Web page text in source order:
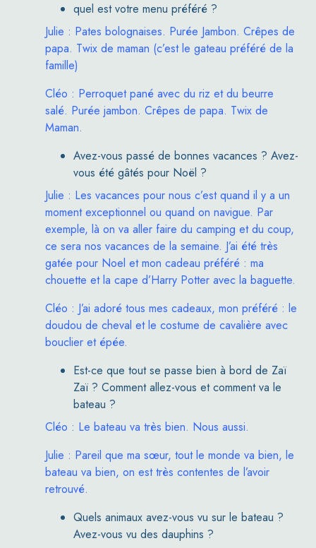
quel est votre menu préféré ?
Julie : Pates bolognaises. Purée Jambon. Crêpes de
papa. Twix de maman (c’est le gateau préféré de la
famille)
Cléo : Perroquet pané avec du riz et du beurre
salé. Purée jambon. Crêpes de papa. Twix de
Maman.
Avez-vous passé de bonnes vacances ? Avez-
vous été gâtés pour Noël ?
Julie : Les vacances pour nous c’est quand il y a un
moment exceptionnel ou quand on navigue. Par
exemple, là on va aller faire du camping et du coup,
ce sera nos vacances de la semaine. J’ai été très
gatée pour Noel et mon cadeau préféré : ma
chouette et la cape d’Harry Potter avec la baguette.
Cléo : J’ai adoré tous mes cadeaux, mon préféré : le
doudou de cheval et le costume de cavalière avec
bouclier et épée.
Est-ce que tout se passe bien à bord de Zaï
Zaï ? Comment allez-vous et comment va le
bateau ?
Cléo : Le bateau va très bien. Nous aussi.
Julie : Pareil que ma sœur, tout le monde va bien, le
bateau va bien, on est très contentes de l’avoir
retrouvé.
Quels animaux avez-vous vu sur le bateau ?
Avez-vous vu des dauphins ?